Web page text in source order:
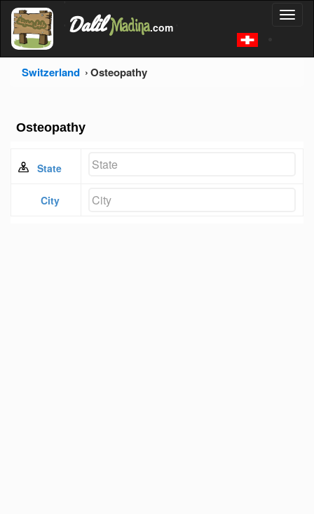
'
Dalil Madina.com
Switzerland Osteopathy
Osteopathy
State
City